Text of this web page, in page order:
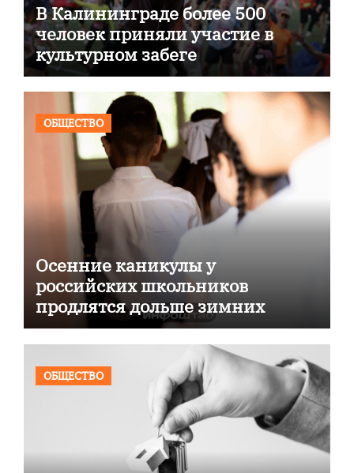
В Калининграде более 500
человек приняли участие в
культурном забеге
ОБЩЕСТВО
Осенние каникулы у
российских школьников
продлятся дольше зимних
ОБЩЕСТВО